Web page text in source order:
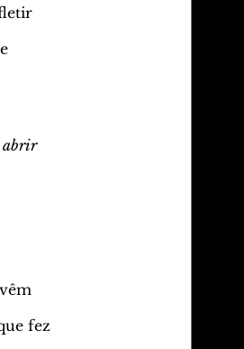
abrir
fez